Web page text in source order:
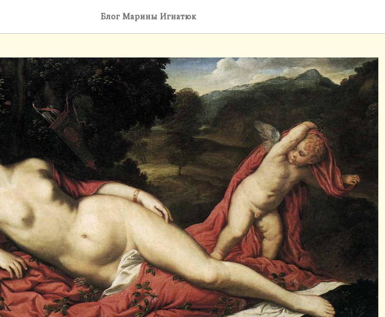
Блог Марины Игнатюк